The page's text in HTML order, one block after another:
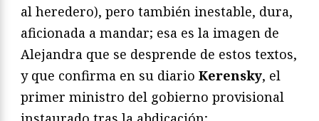
al heredero), pero también inestable, dura,
aficionada a mandar; esa es la imagen de
Alejandra que se desprende de estos textos,
y que confirma en su diario Kerensky, el
primer ministro del gobierno provisional